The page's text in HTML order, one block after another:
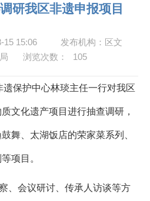
研我区非遗申报项目
15 15:06
发布机构：区文
浏览次数： 105
遗保护中心林琰主任一行对我区
文化遗产项目进行抽查调研，
舞、太湖饭店的荣家菜系列、
项目。
、会议研讨、传承人访谈等方